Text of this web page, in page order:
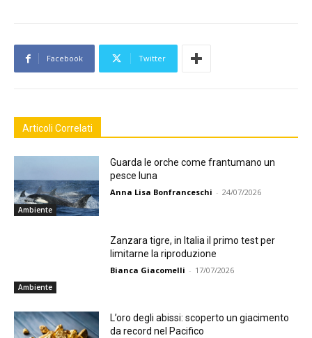
Facebook Twitter
Articoli Correlati
Ambiente
Guarda le orche come frantumano un
pesce luna
Anna Lisa Bonfranceschi - 24/07/2026
Ambiente
Zanzara tigre, in Italia il primo test per
limitarne la riproduzione
Bianca Giacomelli - 17/07/2026
L’oro degli abissi: scoperto un giacimento
da record nel Pacifico